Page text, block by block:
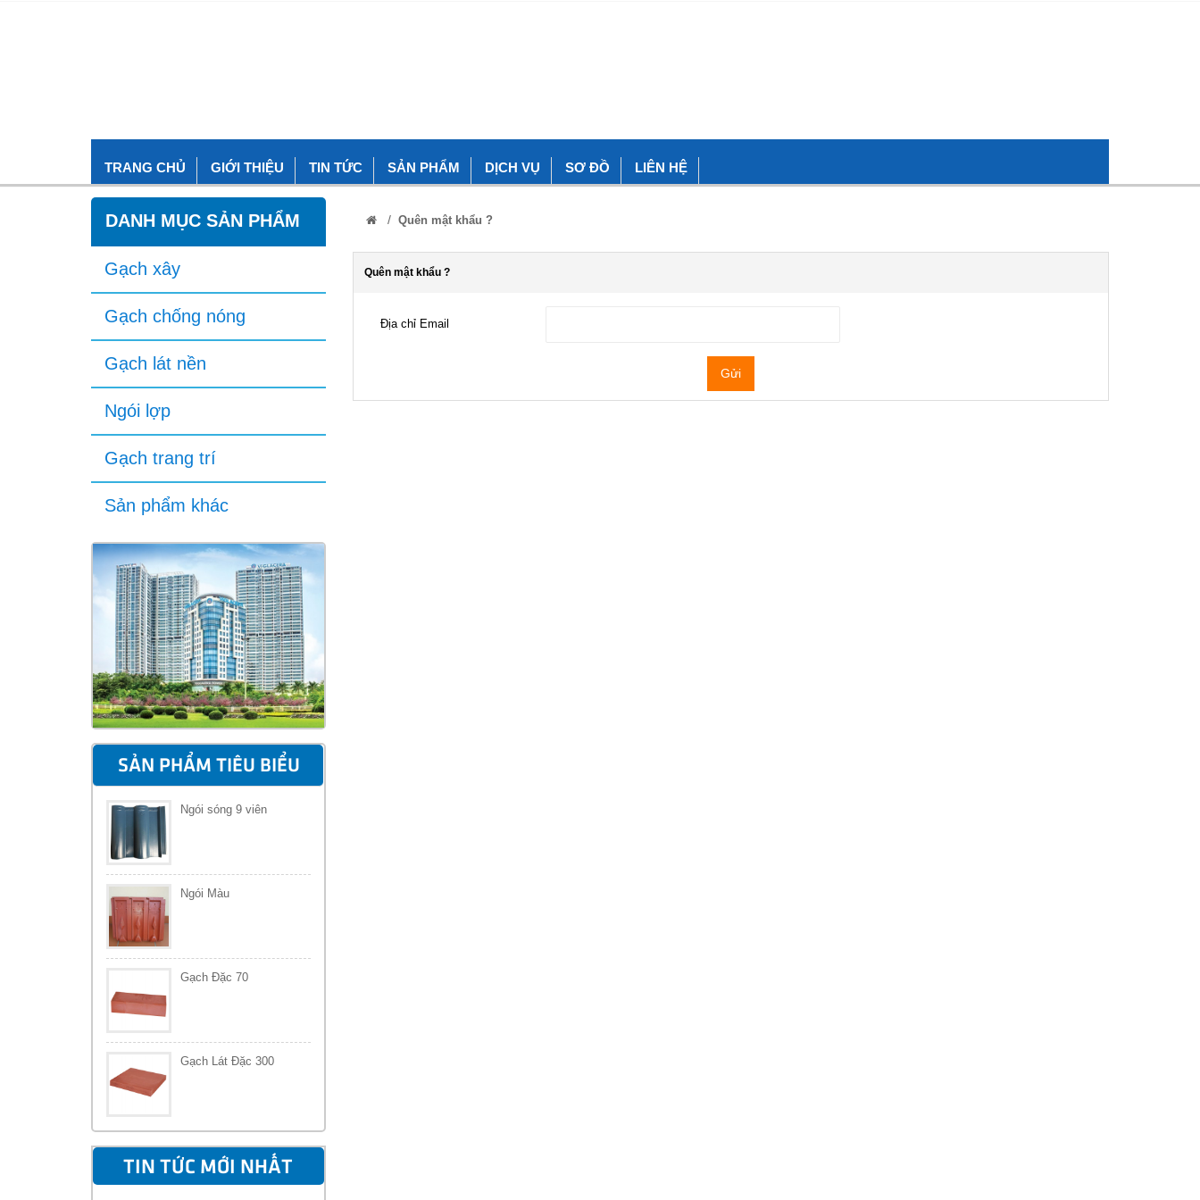
TRANG CHỦ GIỚI THIỆU TIN TỨC SẢN PHẨM DỊCH VỤ SƠ ĐỒ LIÊN HỆ
DANH MỤC SẢN PHẨM
Gạch xây
Gạch chống nóng
Gạch lát nền
Ngói lợp
Gạch trang trí
Sản phẩm khác
SẢN PHẨM TIÊU BIỂU
Ngói sóng 9 viên
Ngói Màu
Gạch Đặc 70
Gạch Lát Đặc 300
TIN TỨC MỚI NHẤT
/ Quên mật khẩu ?
Quên mật khẩu ?
Địa chỉ Email